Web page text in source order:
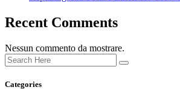
Recent Comments
Nessun commento da mostrare.
Categories